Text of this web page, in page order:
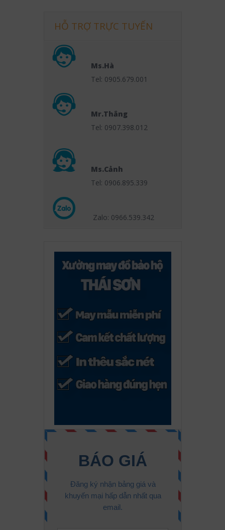
HỖ TRỢ TRỰC TUYẾN
Ms.Hà
Tel: 0905.679.001
Mr.Thắng
Tel: 0907.398.012
Ms.Cảnh
Tel: 0906.895.339
Zalo: 0966.539.342